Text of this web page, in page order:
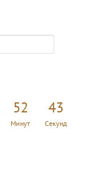
52
Минут
44
Секунд